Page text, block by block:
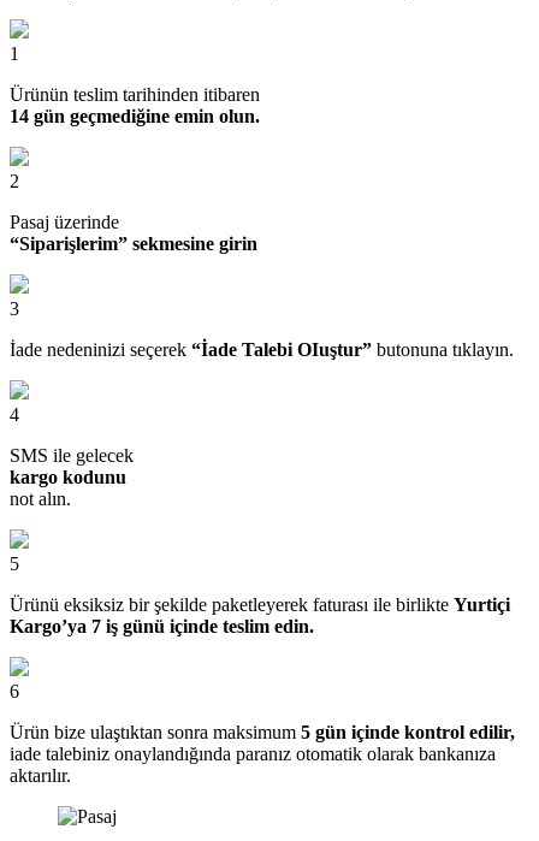
1
Ürünün teslim tarihinden itibaren
14 gün geçmediğine emin olun.
2
Pasaj üzerinde
“Siparişlerim” sekmesine girin
3
İade nedeninizi seçerek “İade Talebi OIuştur” butonuna tıklayın.
4
SMS ile gelecek
kargo kodunu
not alın.
5
Ürünü eksiksiz bir şekilde paketleyerek faturası ile birlikte Yurtiçi
Kargo’ya 7 iş günü içinde teslim edin.
6
Ürün bize ulaştıktan sonra maksimum 5 gün içinde kontrol edilir,
iade talebiniz onaylandığında paranız otomatik olarak bankanıza
aktarılır.